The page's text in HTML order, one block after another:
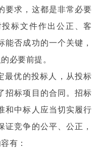
要求，这都是非常必要
标文件作出公正、客
否成功的一个关键，
必要前提。
最优的投标人，从投标
招标项目的合同。招标
和中标人应当切实履行
证竞争的公平、公正，
有：